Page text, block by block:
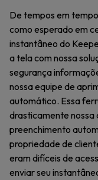
De tempos em
como esperado em
instantâneo do
a tela com nossa
segurança
nossa equipe de
automático. Essa
drasticamente nossa
preenchimento
propriedade de
eram difíceis de
enviar seu